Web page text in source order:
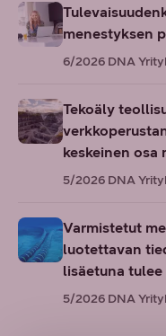
menestyksen
6/2026 DNA
Tekoäly
keskeinen osa
5/2026 DNA
Varmistetut
luotettavan
lisäetuna
5/2026 DNA